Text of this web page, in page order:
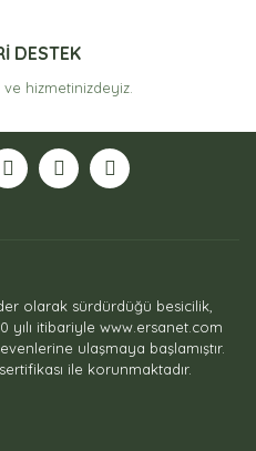
DESTEK
ve hizmetinizdeyiz.
olarak sürdürdüğü besicilik,
yılı itibariyle www.ersanet.com
ulaşmaya başlamıştır.
ile korunmaktadır.